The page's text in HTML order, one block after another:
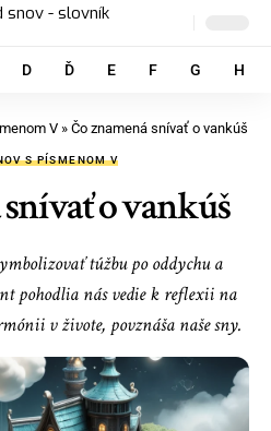
D Ď E F G H
V » Čo znamená snívať o vankúš
S PÍSMENOM V
o vankúš
túžbu po oddychu a
pohodlia nás vedie k reflexii na
v živote, povznáša naše sny.